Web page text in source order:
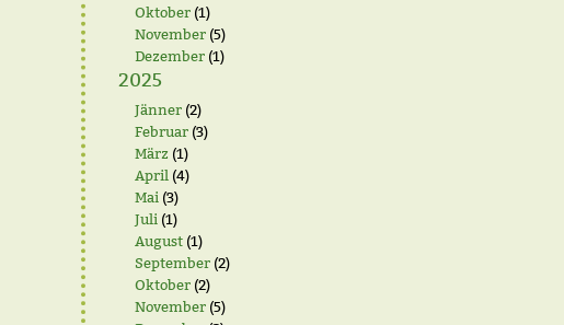
Oktober(1)
November(5)
Dezember(1)
2025
Jänner(2)
Februar(3)
März (1)
April (4)
Mai (3)
Juli (1)
August(1)
September(2)
Oktober(2)
November(5)